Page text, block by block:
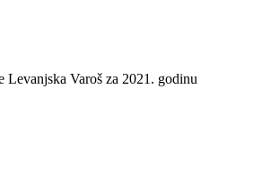
Levanjska Varoš za 2021. godinu